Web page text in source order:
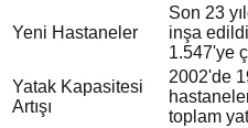
Yeni Hastaneler
Son 23
inşa
1.547'ye
Yatak Kapasitesi
Artışı
2002'de
toplam